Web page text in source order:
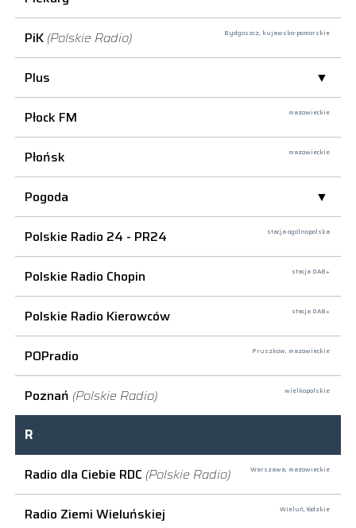
PiK (Polskie Radio) Bydgoszcz, kujawsko-pomorskie
Plus
Płock FM
mazowieckie
Płońsk mazowieckie
Pogoda
Polskie Radio 24 - PR24
stacja ogólnopolska
Polskie Radio Chopin stacja DAB+
Polskie Radio Kierowców stacja DAB+
POPradio Pruszków, mazowieckie
Poznań (Polskie Radio) wielkopolskie
R
Radio dla Ciebie RDC (Polskie Radio) Warszawa, mazowieckie
Radio Ziemi Wieluńskiej Wieluń, łódzkie